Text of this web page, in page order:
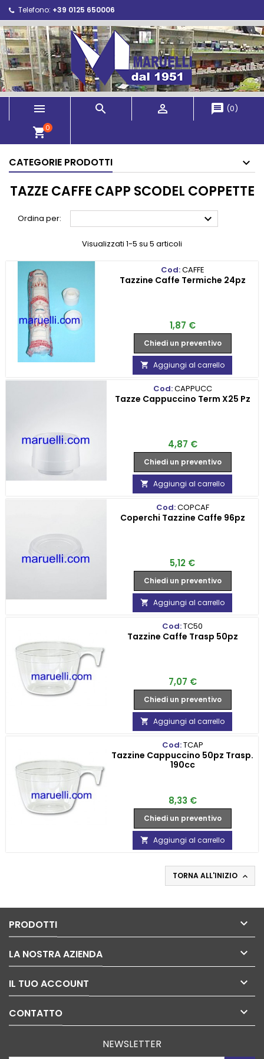
Telefono: +39 0125 650006
   message (0)
shopping_cart0
CATEGORIE PRODOTTI
TAZZE CAFFE CAPP SCODEL COPPETTE
Ordina per: 
Visualizzati 1-5 su 5 articoli
Cod:CAFFE
Tazzine Caffe Termiche 24pz
Prezzo
1,87 €
Chiedi un preventivo
 Aggiungi al carrello
Cod:CAPPUCC
Tazze Cappuccino Term X25 Pz
Prezzo
4,87 €
Chiedi un preventivo
 Aggiungi al carrello
Cod:COPCAF
Coperchi Tazzine Caffe 96pz
Prezzo
5,12 €
Chiedi un preventivo
 Aggiungi al carrello
Cod:TC50
Tazzine Caffe Trasp 50pz
Prezzo
7,07 €
Chiedi un preventivo
 Aggiungi al carrello
Cod:TCAP
Tazzine Cappuccino 50pz Trasp.
190cc
Prezzo
8,33 €
Chiedi un preventivo
 Aggiungi al carrello
TORNA ALL'INIZIO 
PRODOTTI 
LA NOSTRA AZIENDA 
IL TUO ACCOUNT 
CONTATTO 
NEWSLETTER